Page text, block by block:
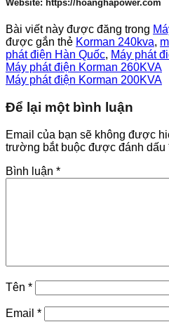
Website: https://hoanghapower.com
Bài viết này được đăng trong
được gắn thẻ Korman 240kva,
phát điện Hàn Quốc, Máy phát
Máy phát điện Korman 260KVA
Máy phát điện Korman 200KVA
Để lại một bình luận
Email của bạn sẽ không được
trường bắt buộc được đánh dấu
Bình luận *
Tên *
Email *